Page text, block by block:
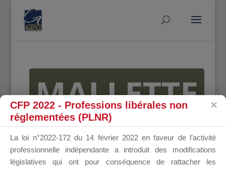
MALLETTE
DU
CFP 2022 - Professions libérales non
réglementées (PLNR)
La loi n°2022-172 du 14 février 2022 en faveur de l’activité
professionnelle indépendante a introduit des modifications
législatives qui ont pour conséquence de rattacher les